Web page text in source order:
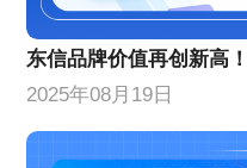
东信品牌价值再创新高
2025年08月19日